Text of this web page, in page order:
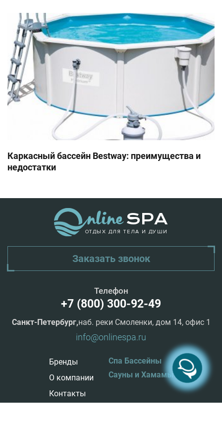
Каркасный бассейн Bestway: преимущества и
недостатки
ОТДЫХ ДЛЯ ТЕЛА И ДУШИ
Заказать звонок
Бренды
О компании
Контакты
Спа Бассейны
Сауны и Хамамы
Телефон
+7 (800) 300-92-49
Санкт-Петербург,наб. реки Смоленки, дом 14, офис 1
info@onlinespa.ru